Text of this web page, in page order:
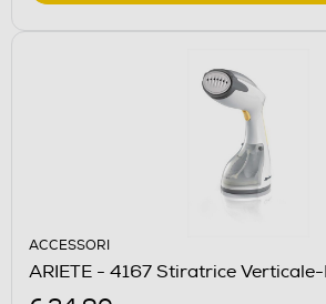
ACCESSORI
ARIETE - 4167 Stiratrice